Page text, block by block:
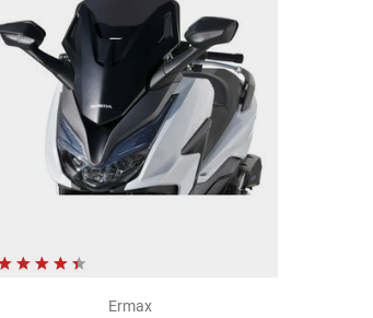
Ermax